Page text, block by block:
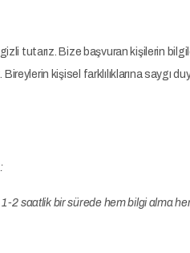
tutarız. Bize başvuran kişilerin
kişisel farklılıklarına saygı
2 saatlik bir sürede hem bilgi alma